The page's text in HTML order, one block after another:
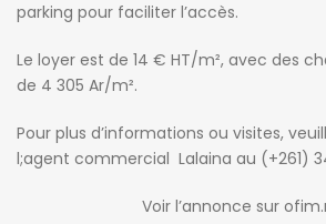
parking pour faciliter l’accès.
Le loyer est de 14 € HT/m², avec des
de 4 305 Ar/m².
Pour plus d’informations ou visites,
l;agent commercial Lalaina au (+261)
Voir l’annonce sur